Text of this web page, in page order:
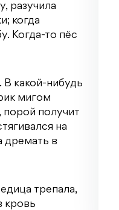
разучила
когда
Когда-то пёс
какой-нибудь
мигом
порой получит
на
дремать в
трепала,
кровь